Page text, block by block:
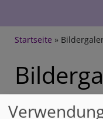
Startseite
In den